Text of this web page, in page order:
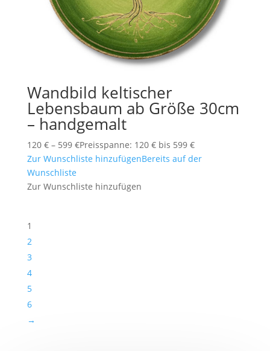
Wandbild keltischer
Lebensbaum ab Größe 30cm
– handgemalt
120 € – 599 €Preisspanne: 120 € bis 599 €
Zur Wunschliste hinzufügenBereits auf der
Wunschliste
Zur Wunschliste hinzufügen
1
2
3
4
5
6
→